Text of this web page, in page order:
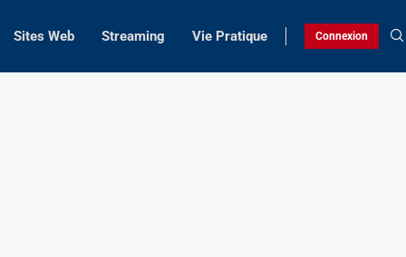
Sites Web Streaming Vie Pratique Connexion